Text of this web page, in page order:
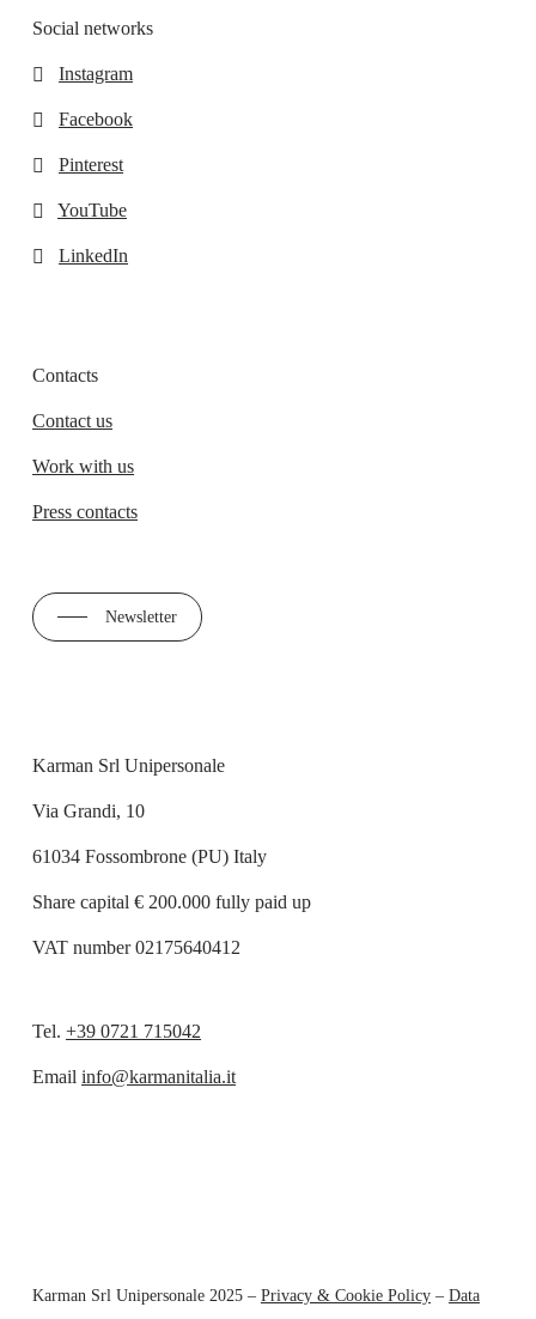
Social networks
Instagram
Facebook
Pinterest
YouTube
LinkedIn
Contacts
Contact us
Work with us
Press contacts
Newsletter
Karman Srl Unipersonale
Via Grandi, 10
61034 Fossombrone (PU) Italy
Share capital € 200.000 fully paid up
VAT number 02175640412
Tel.+39 0721 715042
Emailinfo@karmanitalia.it
Karman Srl Unipersonale 2025 – Privacy & Cookie Policy– Data